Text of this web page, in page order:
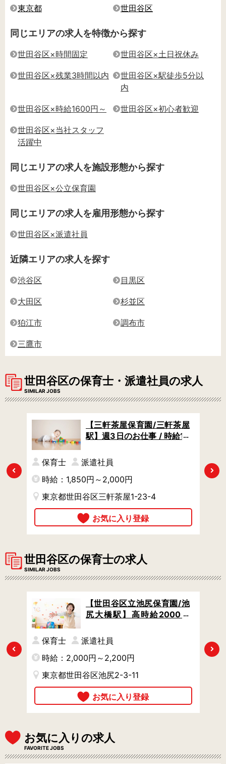
東京都 世田谷区
同じエリアの求人を特徴から探す
世田谷区×時間固定 世田谷区×土日祝休み
世田谷区×残業3時間以内
世田谷区×駅徒歩5分以
内
世田谷区×時給1600円～ 世田谷区×初心者歓迎
世田谷区×当社スタッフ
活躍中
同じエリアの求人を施設形態から探す
世田谷区×公立保育園
同じエリアの求人を雇用形態から探す
世田谷区×派遣社員
近隣エリアの求人を探す
渋谷区 目黒区
大田区 杉並区
狛江市 調布市
三鷹市
世田谷区の保育士・派遣社員の求人
SIMILAR JOBS
Previous
【三軒茶屋保育園/三軒茶屋
駅】週3日のお仕事 / 時給18
/ 曜日の希望があればご相談
保育士
派遣社員
時給：1,850円～2,000円
東京都世田谷区三軒茶屋1-23-4
Next
世田谷区の保育士の求人
SIMILAR JOBS
Previous
【世田谷区立池尻保育園/池
尻大橋駅】高時給2000円
定シフトも相談OK / 有休が
取りやすい仕組みアリ
保育士
派遣社員
時給：2,000円～2,200円
東京都世田谷区池尻2-3-11
Next
お気に入りの求人
FAVORITE JOBS